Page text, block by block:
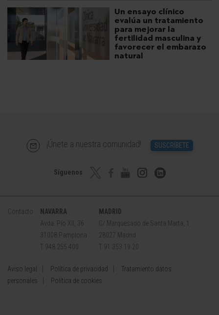
Un ensayo clínico
evalúa un tratamiento
para mejorar la
fertilidad masculina y
favorecer el embarazo
natural
¡Únete a nuestra comunidad! SUSCRÍBETE
Síguenos
Contacto
NAVARRA
Avda. Pío XII, 36
31008 Pamplona
T 948 255 400
MADRID
C/ Marquesado de Santa Marta, 1
28027 Madrid
T 91 353 19 20
Aviso legal Política de privacidad
Tratamiento datos
personales
Política de cookies